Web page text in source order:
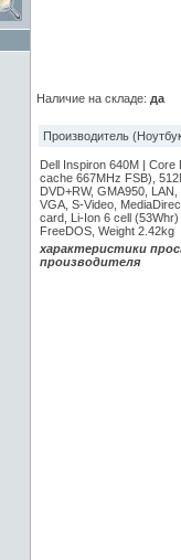
Наличие на складе: да
Производитель
Dell Inspiron 640M |
cache 667MHz FSB),
DVD+RW, GMA950,
VGA, S-Video,
card, Li-Ion 6 cell
FreeDOS, Weight 2.42kg
характеристики
производителя